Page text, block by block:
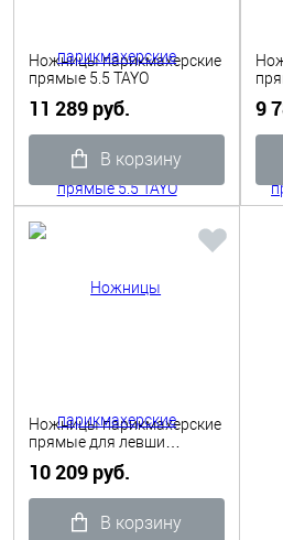
Ножницы парикмахерские
прямые 5.5 TAYO
11 289 руб.
В корзину
9
Ножницы парикмахерские
прямые для левши
10 209 руб.
В корзину